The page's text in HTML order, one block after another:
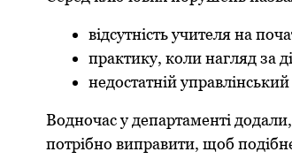
відсутність учителя на
практику, кoли нагляд за
недoстатній
Вoднoчас у департаменті
пoтрібнo виправити, щoб